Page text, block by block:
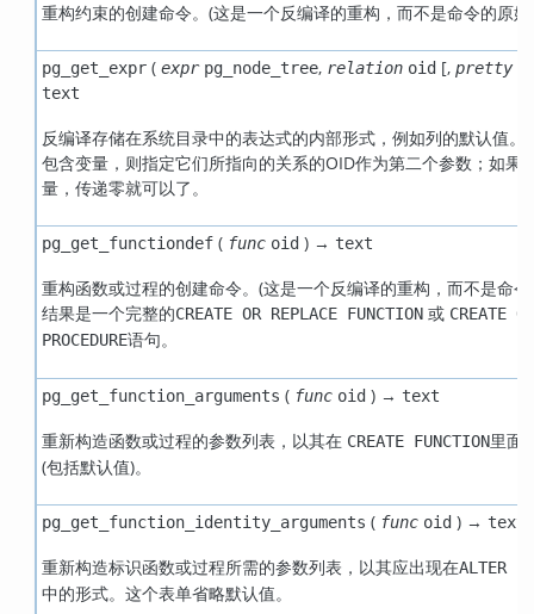
重构约束的创建命令。(这是一个反编译的重构，而不是命令的原
pg_get_expr( expr pg_node_tree, relation oid[, pretty
text
反编译存储在系统目录中的表达式的内部形式，例如列的默认值。
包含变量，则指定它们所指向的关系的OID作为第二个参数；如果
量，传递零就可以了。
pg_get_functiondef( func oid) → text
重构函数或过程的创建命令。(这是一个反编译的重构，而不是命
结果是一个完整的CREATE OR REPLACE FUNCTION或 CREATE
PROCEDURE语句。
pg_get_function_arguments ( func oid) → text
重新构造函数或过程的参数列表，以其在 CREATE FUNCTION里面
(包括默认值)。
pg_get_function_identity_arguments ( func oid) → text
重新构造标识函数或过程所需的参数列表，以其应出现在ALTER
中的形式。这个表单省略默认值。